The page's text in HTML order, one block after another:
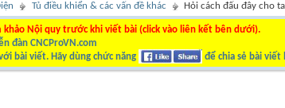
Tủ điều khiển & các vấn đề khác Hỏi cách đấu đây cho
khảo Nội quy trước khi viết bài (click vào liên kết bên dưới).
đàn CNCProVN.com
bài viết. Hãy dùng chức năng để chia sẻ bài viết